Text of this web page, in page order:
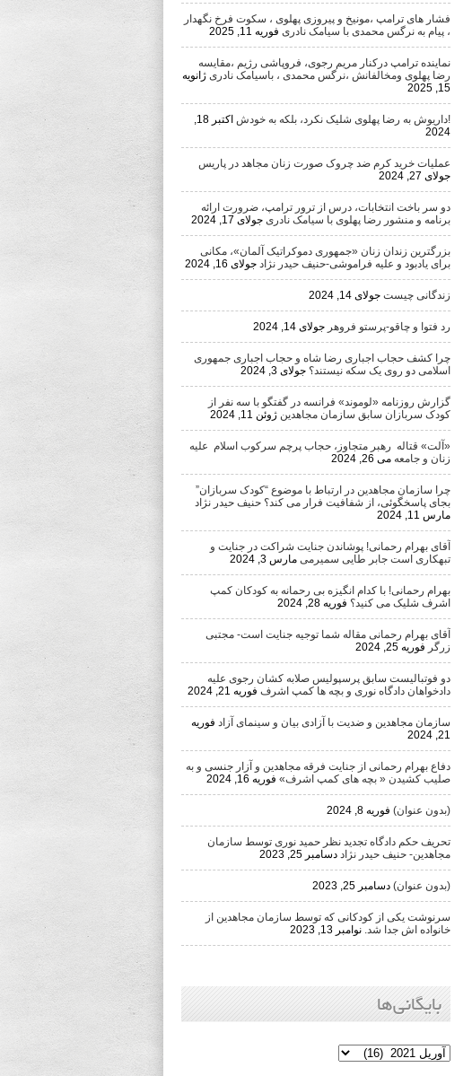
فشار های ترامپ ،مونیخ و پیروزی پهلوی ، سکوت فرخ نگهدار
، پیام به نرگس محمدی با سیامک نادری فوریه 11, 2025
نماینده ترامپ درکنار مریم رجوی، فروپاشی رژیم ،مقایسه
رضا پهلوی ومخالفانش ،نرگس محمدی ، باسیامک نادری ژانویه
15, 2025
!داریوش به رضا پهلوی شلیک نکرد، بلکه به خودش
اکتبر 18,
2024
عملیات خرید کرم ضد چروک صورت زنان مجاهد در پاریس
جولای 27, 2024
دو سر باخت انتخابات، درس از ترور ترامپ، ضرورت ارائه
برنامه و منشور رضا پهلوی با سیامک نادری جولای 17, 2024
بزرگترین زندان زنان «جمهوری دموکراتیک آلمان»، مکانی
برای یادبود و علیه فراموشی-حنیف حیدر نژاد جولای 16, 2024
زندگانی چیست جولای 14, 2024
رد فتوا و چاقو-پرستو فروهر جولای 14, 2024
چرا کشف حجاب اجباری رضا شاه و حجاب اجباری جمهوری
اسلامی دو روی یک سکه نیستند؟ جولای 3, 2024
گزارش روزنامه «لوموند» فرانسه در گفتگو با سه نفر از
کودک سربازان سابق سازمان مجاهدین ژوئن 11, 2024
«آلت» قتاله رهبر متجاوز، حجاب پرچم سرکوب اسلام علیه
زنان و جامعه می 26, 2024
چرا سازمان مجاهدین در ارتباط با موضوع “کودک سربازان”
بجای پاسخگوئی، از شفافیت فرار می کند؟ حنیف حیدر نژاد
مارس 11, 2024
آقای بهرام رحمانی! پوشاندن جنایت شراکت در جنایت و
تبهکاری است جابر طایی سمیرمی مارس 3, 2024
بهرام رحمانی! با کدام انگیزه بی رحمانه به کودکان کمپ
اشرف شلیک می کنید؟ فوریه 28, 2024
آقای بهرام رحمانی مقاله شما توجیه جنایت است- مجتبی
زرگر فوریه 25, 2024
دو فوتبالیست سابق پرسپولیس صلابه کشان رجوی علیه
دادخواهان دادگاه نوری و بچه ها کمپ اشرف فوریه 21, 2024
سازمان مجاهدین و ضدیت با آزادی بیان و سینمای آزاد فوریه
21, 2024
دفاع بهرام رحمانی از جنایت فرقه مجاهدین و آزار جنسی و به
صلیب کشیدن « بچه های کمپ اشرف» فوریه 16, 2024
(بدون عنوان) فوریه 8, 2024
تحریف حکم دادگاه تجدید نظر حمید نوری توسط سازمان
مجاهدین- حنیف حیدر نژاد دسامبر 25, 2023
(بدون عنوان) دسامبر 25, 2023
سرنوشت یکی از کودکانی که توسط سازمان مجاهدین از
خانواده اش جدا شد. نوامبر 13, 2023
بایگانی‌ها